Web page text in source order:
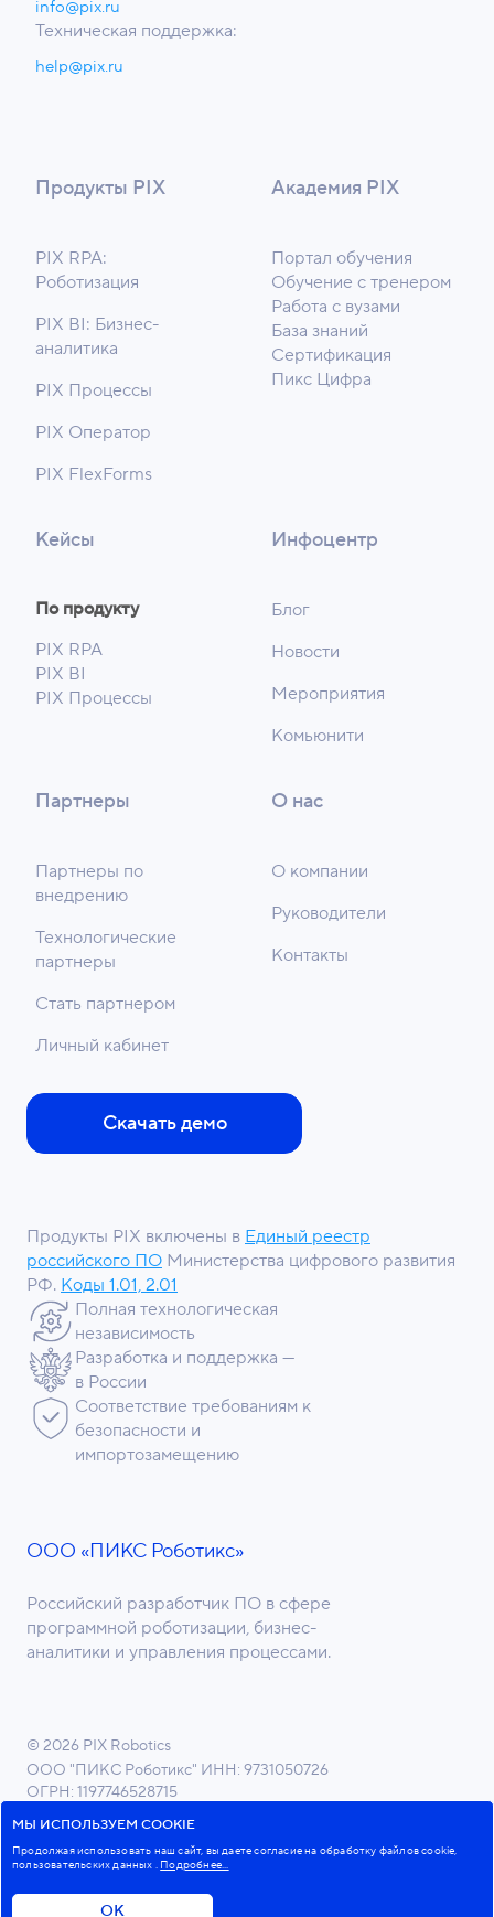
ООО «ПИКС Роботикс»
Российский разработчик ПО в сфере
программной роботизации, бизнес-
аналитики и управления процессами.
Скачать демо
Продукты PIX
PIX RPA:
Роботизация
PIX BI: Бизнес-
аналитика
PIX Процессы
PIX Оператор
PIX FlexForms
Академия PIX
Портал обучения
Обучение с тренером
Работа с вузами
База знаний
Сертификация
Пикс Цифра
Кейсы
По продукту
PIX RPA
PIX BI
PIX Процессы
Инфоцентр
Блог
Новости
Мероприятия
Комьюнити
Партнеры
Партнеры по
внедрению
Технологические
партнеры
Стать партнером
Личный кабинет
О нас
О компании
Руководители
Контакты
info@pix.ru
Техническая поддержка:
help@pix.ru
Продукты PIX включены в Единый реестр
российского ПО Министерства цифрового развития
РФ. Коды 1.01, 2.01
Полная технологическая
независимость
Разработка и поддержка —
в России
Соответствие требованиям к
безопасности и
импортозамещению
© 2026 PIX Robotics
ООО "ПИКС Роботикс" ИНН: 9731050726
ОГРН: 1197746528715
Пользовательское соглашение
Политика в отношении обработки персональных данных
МЫ ИСПОЛЬЗУЕМ COOKIE
Продолжая использовать наш сайт, вы даете согласие на обработку файлов cookie,
пользовательских данных . Подробнее...
ОК